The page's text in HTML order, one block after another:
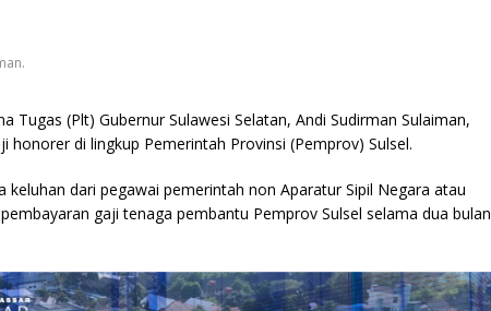
Tugas (Plt) Gubernur Sulawesi Selatan, Andi Sudirman Sulaiman,
honorer di lingkup Pemerintah Provinsi (Pemprov) Sulsel.
keluhan dari pegawai pemerintah non Aparatur Sipil Negara atau
gaji tenaga pembantu Pemprov Sulsel selama dua bulan